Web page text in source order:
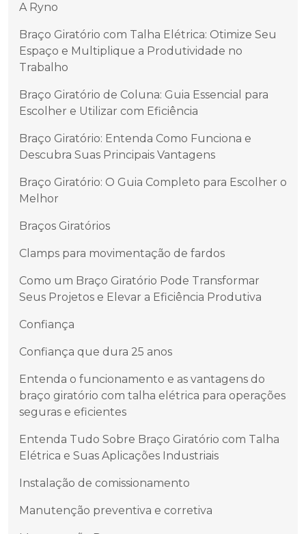
A Ryno
Braço Giratório com Talha Elétrica: Otimize Seu
Espaço e Multiplique a Produtividade no
Trabalho
Braço Giratório de Coluna: Guia Essencial para
Escolher e Utilizar com Eficiência
Braço Giratório: Entenda Como Funciona e
Descubra Suas Principais Vantagens
Braço Giratório: O Guia Completo para Escolher o
Melhor
Braços Giratórios
Clamps para movimentação de fardos
Como um Braço Giratório Pode Transformar
Seus Projetos e Elevar a Eficiência Produtiva
Confiança
Confiança que dura 25 anos
Entenda o funcionamento e as vantagens do
braço giratório com talha elétrica para operações
seguras e eficientes
Entenda Tudo Sobre Braço Giratório com Talha
Elétrica e Suas Aplicações Industriais
Instalação de comissionamento
Manutenção preventiva e corretiva